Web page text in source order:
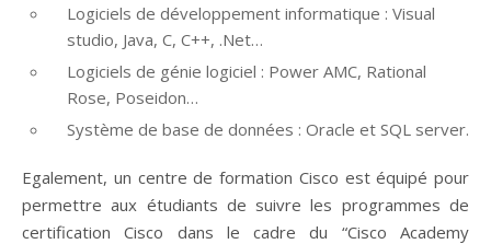
Logiciels de développement informatique : Visual
studio, Java, C, C++, .Net…
Logiciels de génie logiciel : Power AMC, Rational
Rose, Poseidon…
Système de base de données : Oracle et SQL server.
Egalement, un centre de formation Cisco est équipé pour
permettre aux étudiants de suivre les programmes de
certification Cisco dans le cadre du “Cisco Academy